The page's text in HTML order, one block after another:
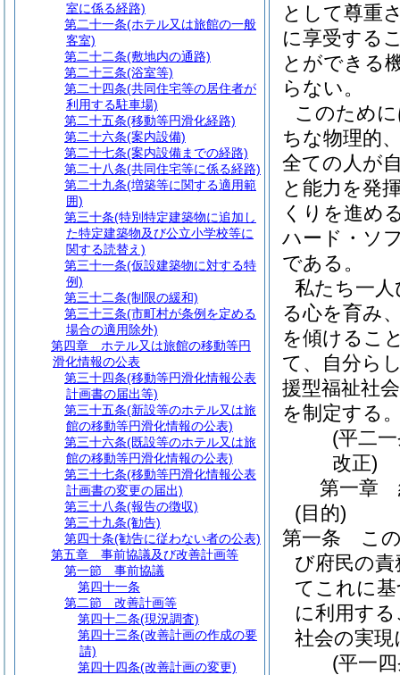
として尊重
に享受する
とができる
らない。
このため
ちな物理的
全ての人が
と能力を発
くりを進め
ハード・ソ
である。
私たち一
る心を育み
を傾けるこ
て、自分ら
援型福祉社
を制定する
(平二
改正)
第一章
(目的)
第一条
こ
び府民の
てこれに
に利用す
社会の実
(平一
室に係る経路)
第二十一条(ホテル又は旅館の一般
客室)
第二十二条(敷地内の通路)
第二十三条(浴室等)
第二十四条(共同住宅等の居住者が
利用する駐車場)
第二十五条(移動等円滑化経路)
第二十六条(案内設備)
第二十七条(案内設備までの経路)
第二十八条(共同住宅等に係る経路)
第二十九条(増築等に関する適用範
囲)
第三十条(特別特定建築物に追加し
た特定建築物及び公立小学校等に
関する読替え)
第三十一条(仮設建築物に対する特
例)
第三十二条(制限の緩和)
第三十三条(市町村が条例を定める
場合の適用除外)
第四章
ホテル又は旅館の移動等円
滑化情報の公表
第三十四条(移動等円滑化情報公表
計画書の届出等)
第三十五条(新設等のホテル又は旅
館の移動等円滑化情報の公表)
第三十六条(既設等のホテル又は旅
館の移動等円滑化情報の公表)
第三十七条(移動等円滑化情報公表
計画書の変更の届出)
第三十八条(報告の徴収)
第三十九条(勧告)
第四十条(勧告に従わない者の公表)
第五章
事前協議及び改善計画等
第一節
事前協議
第四十一条
第二節
改善計画等
第四十二条(現況調査)
第四十三条(改善計画の作成の要
請)
第四十四条(改善計画の変更)